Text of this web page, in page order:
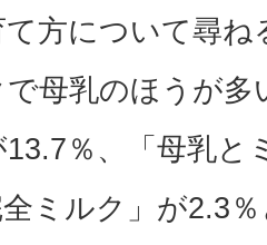
方について尋
で母乳のほうが
％、「母乳
ミルク」が2.3